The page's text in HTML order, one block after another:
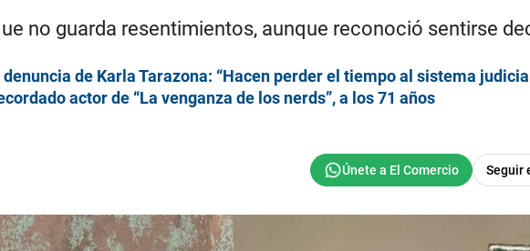
no guarda resentimientos, aunque reconoció sentirse
de Karla Tarazona: “Hacen perder el tiempo al sistema
actor de “La venganza de los nerds”, a los 71 años
Seguir